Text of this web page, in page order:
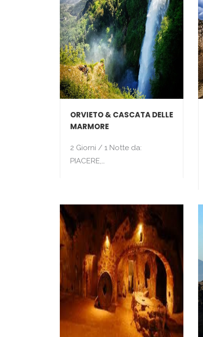
ORVIETO & CASCATA DELLE
MARMORE
2 Giorni / 1 Notte da:
PIACERE,…